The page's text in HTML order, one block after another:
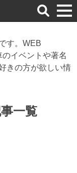
検
索
す。WEB
イベントや著名
きの方が欲しい情
一覧